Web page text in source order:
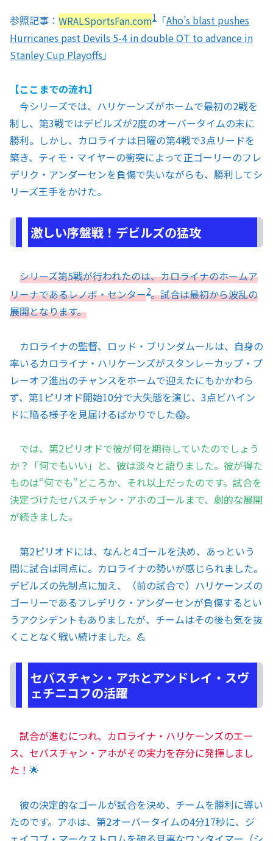
参照記事： WRALSportsFan.com1 「Aho’s blast pushes
Hurricanes past Devils 5-4 in double OT to advance in
Stanley Cup Playoffs 」
【ここまでの流れ】
今シリーズでは、ハリケーンズがホームで最初の2戦を
制し、第3戦ではデビルズが2度のオーバータイムの末に
勝利。しかし、カロライナは日曜の第4戦で3点リードを
築き、ティモ・マイヤーの衝突によって正ゴーリーのフレ
デリク・アンダーセンを負傷で失いながらも、勝利してシ
リーズ王手をかけた。
激しい序盤戦！デビルズの猛攻
シリーズ第5戦が行われたのは、カロライナのホームア
リーナであるレノボ・センター2。試合は最初から波乱の
展開となります。
カロライナの監督、ロッド・ブリンダムールは、自身の
率いるカロライナ・ハリケーンズがスタンレーカップ・プ
レーオフ進出のチャンスをホームで迎えたにもかかわら
ず、第1ピリオド開始10分で大失態を演じ、3点ビハイン
ドに陥る様子を見届けるばかりでした😱。
では、第2ピリオドで彼が何を期待していたのでしょう
か？「何でもいい」と、彼は淡々と語りました。彼が得た
ものは“何でも”どころか、それ以上だったのです。試合を
決定づけたセバスチャン・アホのゴールまで、劇的な展開
が続きました。
第2ピリオドには、なんと4ゴールを決め、あっという
間に試合は同点に。カロライナの勢いが感じられました。
デビルズの先制点に加え、（前の試合で）ハリケーンズの
ゴーリーであるフレデリク・アンダーセンが負傷するとい
うアクシデントもありましたが、チームはその後も気を抜
くことなく戦い続けました。💪
セバスチャン・アホとアンドレイ・スヴ
ェチニコフの活躍
試合が進むにつれ、カロライナ・ハリケーンズのエー
ス、セバスチャン・アホがその実力を存分に発揮しまし
た！ 🌟
彼の決定的なゴールが試合を決め、チームを勝利に導い
たのです。アホは、第2オーバータイムの4分17秒に、ジ